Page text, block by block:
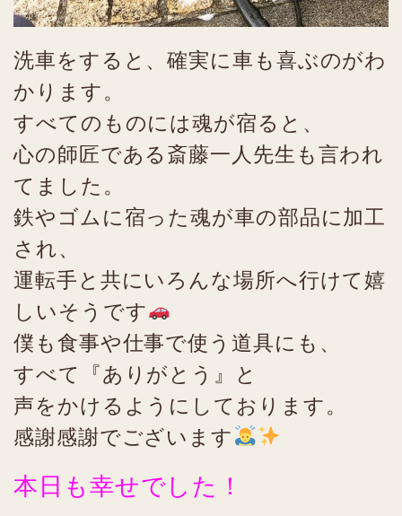
洗車をすると、確実に車も喜ぶのがわ
かります。
すべてのものには魂が宿ると、
心の師匠である斎藤一人先生も言われ
てました。
鉄やゴムに宿った魂が車の部品に加工
され、
運転手と共にいろんな場所へ行けて嬉
しいそうです
僕も食事や仕事で使う道具にも、
すべて『ありがとう』と
声をかけるようにしております。
感謝感謝でございます
本日も幸せでした！